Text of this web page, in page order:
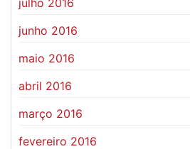
julho 2016
junho 2016
maio 2016
abril 2016
março 2016
fevereiro 2016